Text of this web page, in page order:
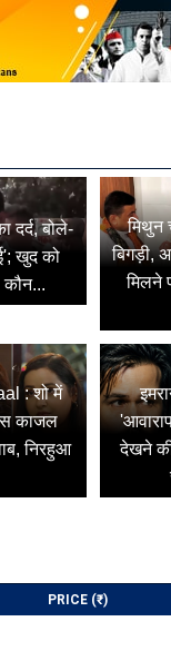
दर्द, बोले-
खुद को
कौन...
मिथुन
बिगड़ी,
मिलने
: शो में
काजल
निरहुआ
देखने